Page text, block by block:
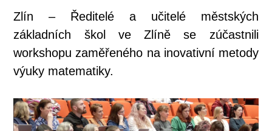
Zlín – Ředitelé a učitelé městských
základních škol ve Zlíně se zúčastnili
workshopu zaměřeného na inovativní metody
výuky matematiky.